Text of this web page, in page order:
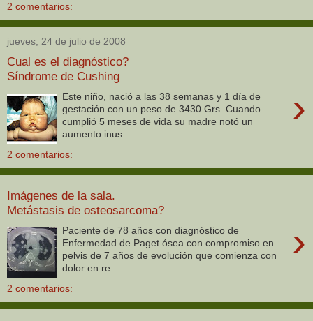
2 comentarios:
jueves, 24 de julio de 2008
Cual es el diagnóstico?
Síndrome de Cushing
›
Este niño, nació a las 38 semanas y 1 día de
gestación con un peso de 3430 Grs. Cuando
cumplió 5 meses de vida su madre notó un
aumento inus...
2 comentarios:
Imágenes de la sala.
Metástasis de osteosarcoma?
›
Paciente de 78 años con diagnóstico de
Enfermedad de Paget ósea con compromiso en
pelvis de 7 años de evolución que comienza con
dolor en re...
2 comentarios: